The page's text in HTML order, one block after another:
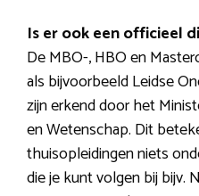
Is er ook een officieel
De MBO-, HBO en
als bijvoorbeeld Leidse
zijn erkend door het
en Wetenschap. Dit
thuisopleidingen niets
die je kunt volgen bij bijv.